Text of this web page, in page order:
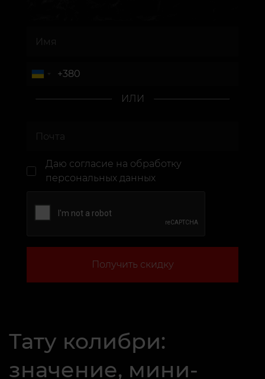
ИЛИ
Даю согласие на обработку
персональных данных
Получить скидку
Тату колибри:
значение, мини-